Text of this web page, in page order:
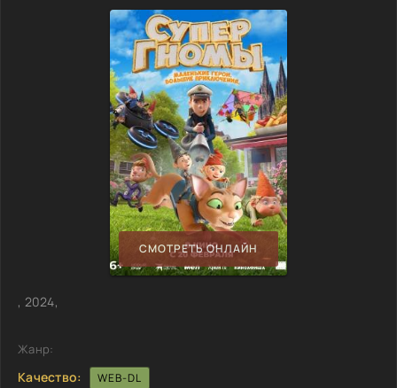
СМОТРЕТЬ ОНЛАЙН
, 2024,
Жанр:
Качество: WEB-DL